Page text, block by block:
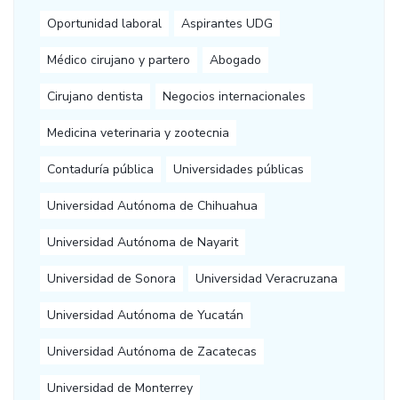
Oportunidad laboral Aspirantes UDG
Médico cirujano y partero Abogado
Cirujano dentista Negocios internacionales
Medicina veterinaria y zootecnia
Contaduría pública Universidades públicas
Universidad Autónoma de Chihuahua
Universidad Autónoma de Nayarit
Universidad de Sonora Universidad Veracruzana
Universidad Autónoma de Yucatán
Universidad Autónoma de Zacatecas
Universidad de Monterrey